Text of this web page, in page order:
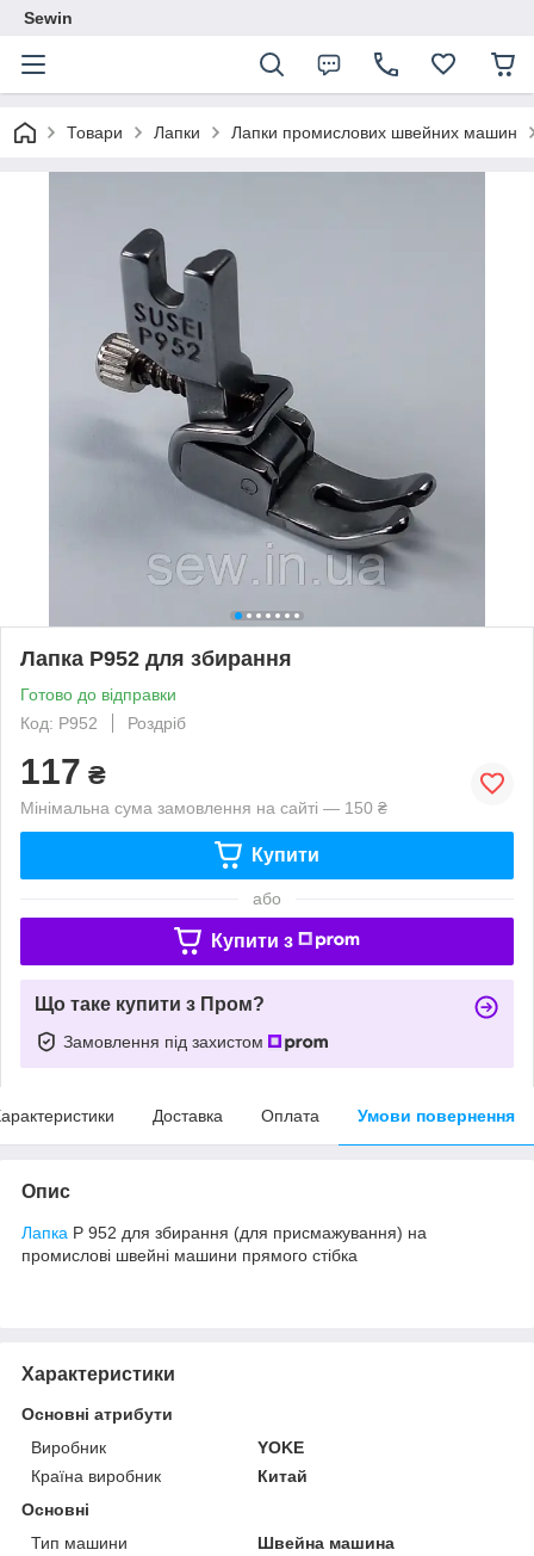
Sewin
Товари Лапки Лапки промислових швейних машин
Лапка P952 для збирання
Готово до відправки
Код: P952
Роздріб
117 ₴
Мінімальна сума замовлення на сайті — 150 ₴
Купити
або
Купити з
Що таке купити з Пром?
Замовлення під захистом
Доставка Оплата Умови повернення
Опис
Лапка P 952 для збирання (для присмажування) на
промислові швейні машини прямого стібка
Характеристики
Основні атрибути
Виробник
YOKE
Країна виробник
Китай
Основні
Тип машини
Швейна машина